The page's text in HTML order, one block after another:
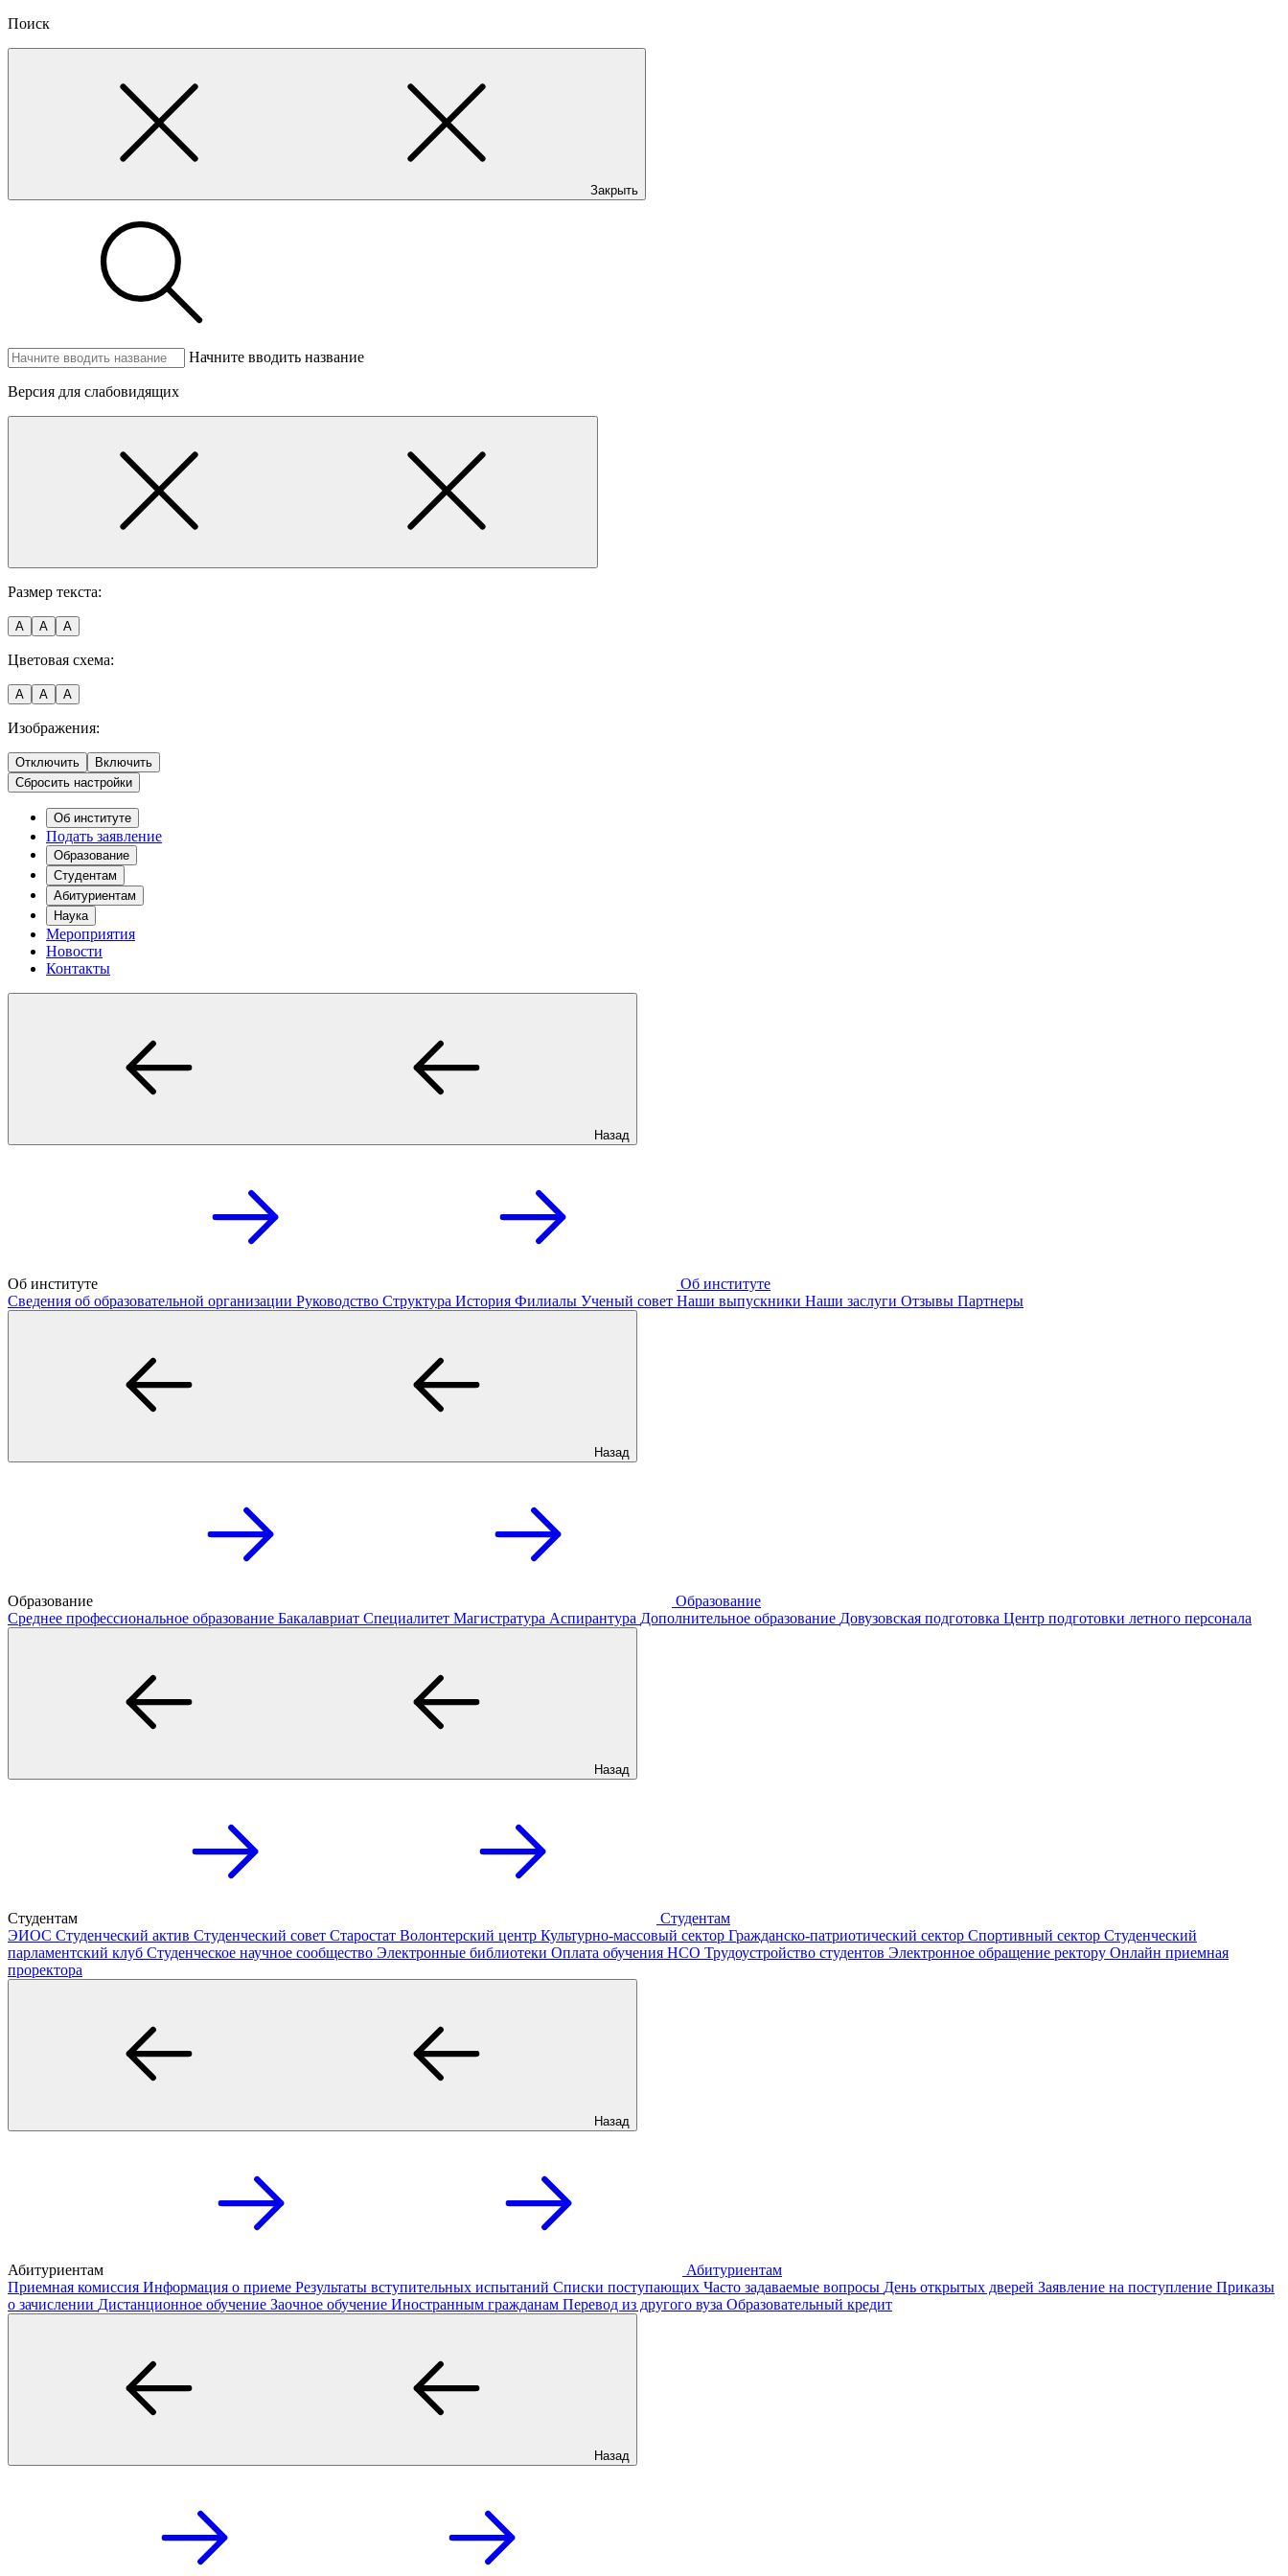
Поиск
Закрыть
Начните вводить название
Версия для слабовидящих
Размер текста:
A A A
Цветовая схема:
A A A
Изображения:
Отключить
Включить
Сбросить настройки
Об институте
Подать заявление
Образование
Студентам
Абитуриентам
Наука
Мероприятия
Новости
Контакты
Назад
Об институте
Об институте
Сведения об образовательной организации Руководство Структура История Филиалы Ученый совет Наши выпускники Наши заслуги Отзывы Партнеры
Назад
Образование
Образование
Среднее профессиональное образование Бакалавриат Специалитет Магистратура Аспирантура Дополнительное образование Довузовская подготовка Центр подготовки летного персонала
Назад
Студентам
Студентам
ЭИОС Студенческий актив Студенческий совет Старостат Волонтерский центр Культурно-массовый сектор Гражданско-патриотический сектор Спортивный сектор Студенческий
парламентский клуб Студенческое научное сообщество Электронные библиотеки Оплата обучения НСО Трудоустройство студентов Электронное обращение ректору Онлайн приемная
проректора
Назад
Абитуриентам
Абитуриентам
Приемная комиссия Информация о приеме Результаты вступительных испытаний Списки поступающих Часто задаваемые вопросы День открытых дверей Заявление на поступление Приказы
о зачислении Дистанционное обучение Заочное обучение Иностранным гражданам Перевод из другого вуза Образовательный кредит
Назад